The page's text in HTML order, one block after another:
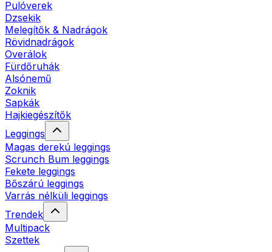
Pulóverek
Dzsekik
Melegítők & Nadrágok
Rövidnadrágok
Overálok
Fürdőruhák
Alsónemű
Zoknik
Sapkák
Hajkiegészítők
Leggings
Magas derekú leggings
Scrunch Bum leggings
Fekete leggings
Bőszárú leggings
Varrás nélküli leggings
Trendek
Multipack
Szettek